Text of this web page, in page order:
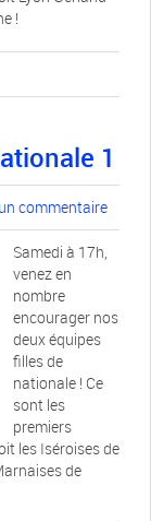
!
1
commentaire
Samedi à 17h,
venez en
nombre
encourager nos
deux équipes
filles de
nationale ! Ce
sont les
premiers
les Iséroises de
de